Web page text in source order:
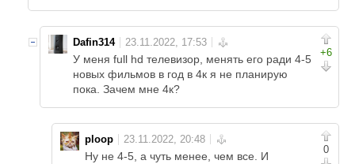
+6
Dafin314
У меня full hd телевизор, менять его ради 4-5
новых фильмов в год в 4к я не планирую
пока. Зачем мне 4к?
0
ploop
Ну не 4-5, а чуть менее, чем все. И